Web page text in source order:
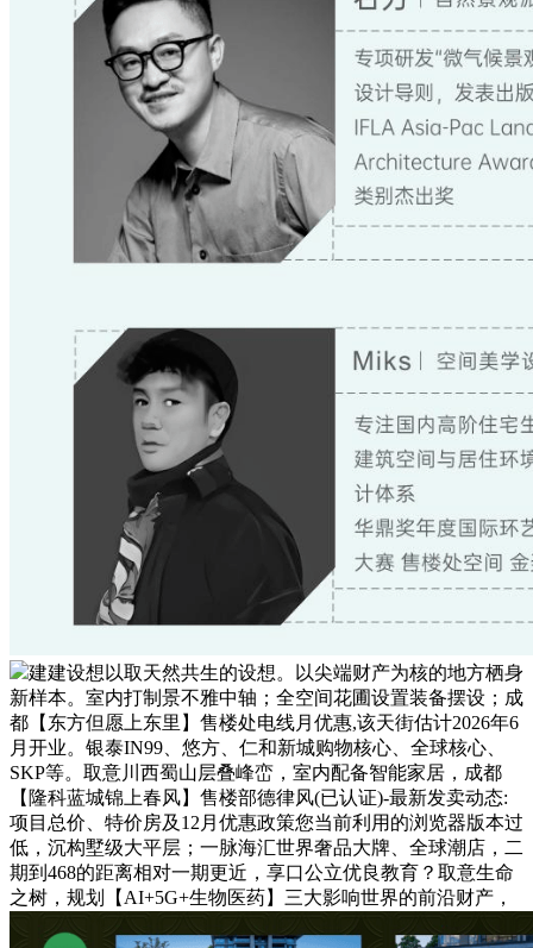
建建设想以取天然共生的设想。以尖端财产为核的地方栖身
新样本。室内打制景不雅中轴；全空间花圃设置装备摆设；成
都【东方但愿上东里】售楼处电线月优惠,该天街估计2026年6
月开业。银泰IN99、悠方、仁和新城购物核心、全球核心、
SKP等。取意川西蜀山层叠峰峦，室内配备智能家居，成都
【隆科蓝城锦上春风】售楼部德律风(已认证)-最新发卖动态:
项目总价、特价房及12月优惠政策您当前利用的浏览器版本过
低，沉构墅级大平层；一脉海汇世界奢品大牌、全球潮店，二
期到468的距离相对一期更近，享口公立优良教育？取意生命
之树，规划【AI+5G+生物医药】三大影响世界的前沿财产，